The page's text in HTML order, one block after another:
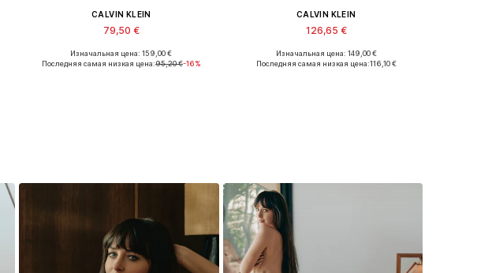
CALVIN KLEIN
79,50 €
Доступные размеры: One Size
Изначальная цена: 159,00 €
Последняя самая низкая цена:95,20 €-16%
CALVIN KLEIN
126,65 €
Доступные размеры: 36, 37, 38, 39, 40
Изначальная цена: 149,00 €
Последняя самая низкая цена:116,10 €